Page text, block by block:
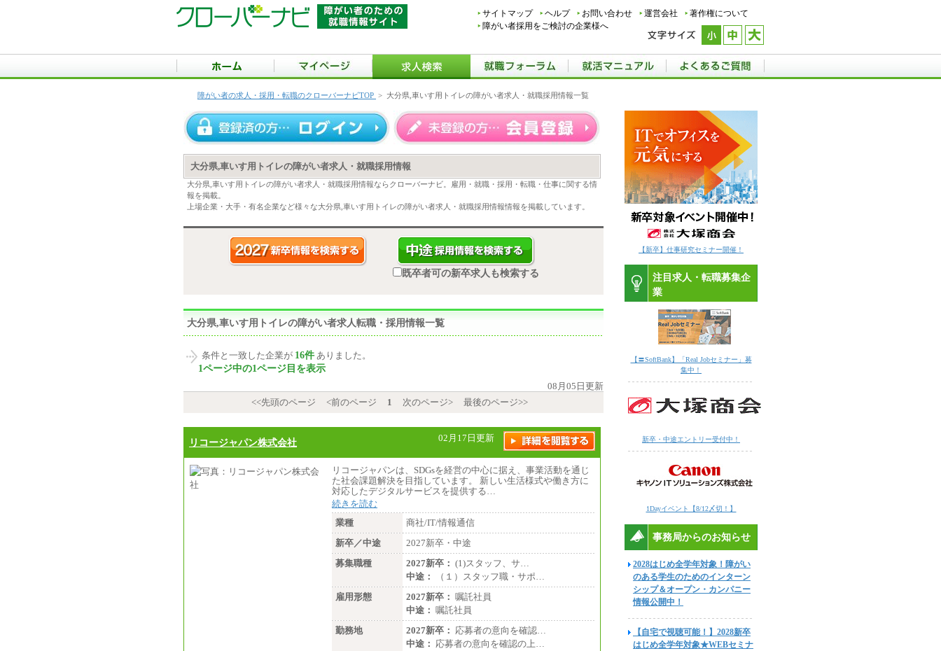
サイトマップ ヘルプ お問い合わせ 運営会社
著作権について
障がい者採用をご検討の企業様へ
障がい者の求人・採用・転職のクローバーナビTOP > 大分県,車いす用トイレの障がい者求人・就職採用情報一覧
大分県,車いす用トイレの障がい者求人・就職採用情報
大分県,車いす用トイレの障がい者求人・就職採用情報ならクローバーナビ。雇用・就職・採用・転職・仕事に関する情
報を掲載。
上場企業・大手・有名企業など様々な大分県,車いす用トイレの障がい者求人・就職採用情報情報を掲載しています。
既卒者可の新卒求人も検索する
大分県,車いす用トイレの障がい者求人転職・採用情報一覧
条件と一致した企業が 16件 ありました。
1ページ中の1ページ目を表示
08月05日更新
<<先頭のページ
<前のページ 1 次のページ> 最後のページ>>
リコージャパン株式会社 02月17日更新
リコージャパンは、SDGsを経営の中心に据え、事業活動を通じ
た社会課題解決を目指しています。 新しい生活様式や働き方に
対応したデジタルサービスを提供する…
続きを読む
業種
商社/IT/情報通信
新卒／中途
2027新卒・中途
募集職種
2027新卒： (1)スタッフ、サ…
中途：
（１）スタッフ職・サポ…
雇用形態
2027新卒： 嘱託社員
中途： 嘱託社員
勤務地
2027新卒： 応募者の意向を確認…
中途： 応募者の意向を確認の上…
【新卒】仕事研究セミナー開催！
注目求人・転職募集企
業
【〓SoftBank】「Real Jobセミナー」募
集中！
新卒・中途エントリー受付中！
1Dayイベント【8/12〆切！】
事務局からのお知らせ
2028はじめ全学年対象！障がい
のある学生のためのインターン
シップ＆オープン・カンパニー
情報公開中！
【自宅で視聴可能！】2028新卒
はじめ全学年対象★WEBセミナ